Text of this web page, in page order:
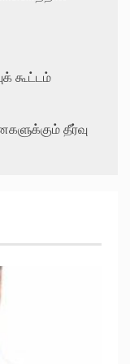
கூட்டம்
தீர்வு